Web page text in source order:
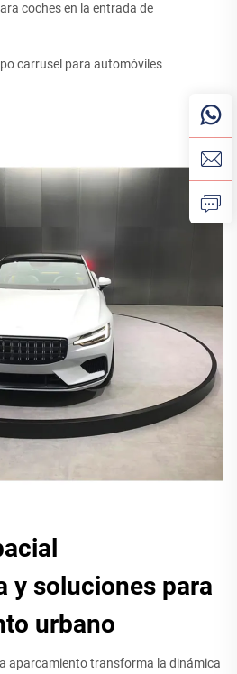
coches en la entrada de
carrusel para automóviles
y soluciones para
urbano
aparcamiento transforma la dinámica